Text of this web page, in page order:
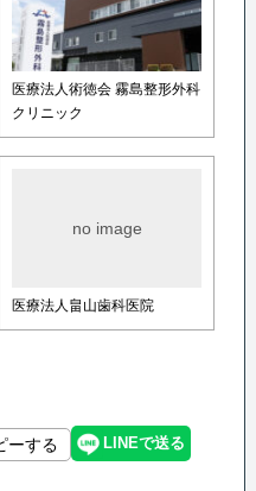
医療法人術徳会 霧島整形外科
クリニック
no image
医療法人畠山歯科医院
ーする LINEで送る